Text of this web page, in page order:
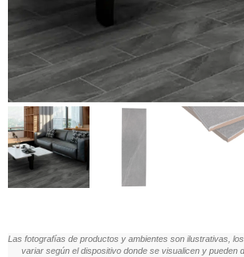
Las fotografías de productos y ambientes son ilustrativas,
variar según el dispositivo donde se visualicen y pueden